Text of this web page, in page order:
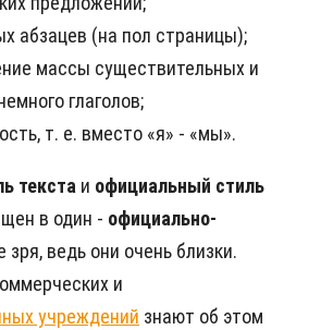
абзацев (на пол страницы);
массы существительных и
глаголов;
т. е. вместо «я» - «мы».
текста и официальный стиль
в один - официально-
зря, ведь они очень близки.
и
учреждений знают об этом